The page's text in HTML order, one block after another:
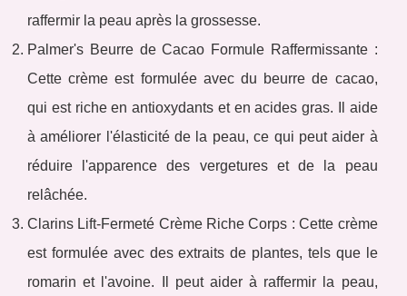
raffermir la peau après la grossesse.
Palmer's Beurre de Cacao Formule Raffermissante :
Cette crème est formulée avec du beurre de cacao,
qui est riche en antioxydants et en acides gras. Il aide
à améliorer l'élasticité de la peau, ce qui peut aider à
réduire l'apparence des vergetures et de la peau
relâchée.
Clarins Lift-Fermeté Crème Riche Corps : Cette crème
est formulée avec des extraits de plantes, tels que le
romarin et l'avoine. Il peut aider à raffermir la peau,